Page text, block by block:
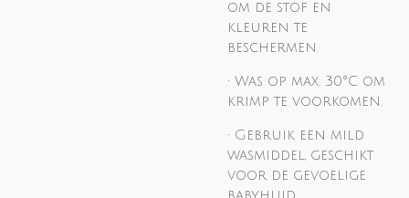
om de stof en
kleuren te
beschermen.
• Was op max. 30°C om
krimp te voorkomen.
• Gebruik een mild
wasmiddel, geschikt
voor de gevoelige
babyhuid.